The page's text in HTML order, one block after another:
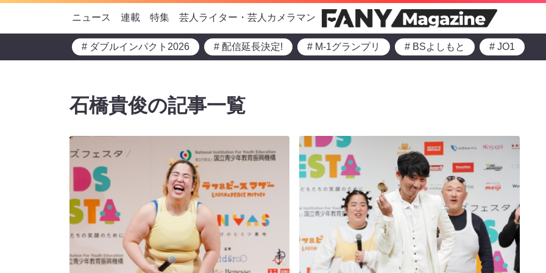
ニュース 連載 特集 芸人ライター・芸人カメラマン
# ダブルインパクト2026 # 配信延長決定! # M-1グランプリ # BSよしもと # JO1
石橋貴俊の記事一覧